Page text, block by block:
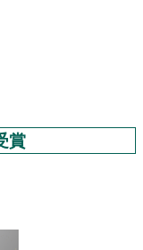
賞